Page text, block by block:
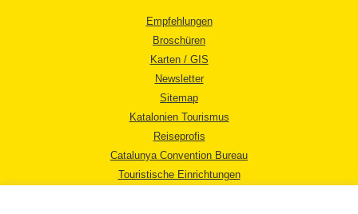
Empfehlungen
Broschüren
Karten / GIS
Newsletter
Sitemap
Katalonien Tourismus
Reiseprofis
Catalunya Convention Bureau
Touristische Einrichtungen